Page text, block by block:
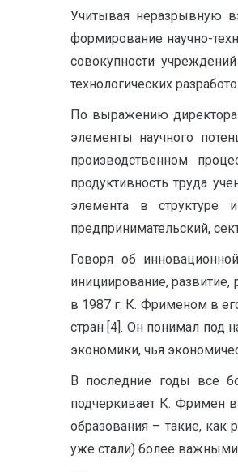
Учитывая неразрывную
формирование научно-
совокупности
технологических
По выражению директора
элементы научного
производственном
продуктивность труда
элемента в структуре
предпринимательский,
Говоря об
инициирование,
в 1987 г. К. Фрименом в
стран [4]. Он понимал под
экономики, чья
В последние годы все
подчеркивает К. Фримен
образования – такие, как
уже стали) более